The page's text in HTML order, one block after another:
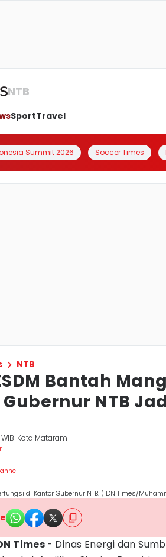
NTB
SportTravel
Summit 2026 Soccer Times
NTB
Bantah
NTB
Kota Mataram
di Kantor Gubernur NTB. (IDN Times/
Times - Dinas Energi dan